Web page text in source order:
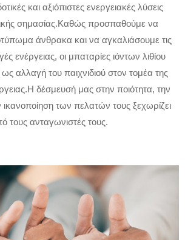
και αξιόπιστες ενεργειακές λύσεις
σημασίας.Καθώς προσπαθούμε να
άνθρακα και να αγκαλιάσουμε τις
ενέργειας, οι μπαταρίες ιόντων λιθίου
ως αλλαγή του παιχνιδιού στον τομέα της
δέσμευσή μας στην ποιότητα, την
ικανοποίηση των πελατών τους ξεχωρίζει
τους ανταγωνιστές τους.